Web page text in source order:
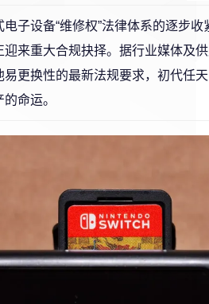
子设备“维修权”法律体系的逐步
迎来重大合规抉择。据行业媒体及
易更换性的最新法规要求，初代任
命运。